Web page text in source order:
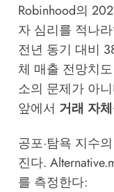
Robinhood의
자 심리를 적나
전년 동기 대비
체 매출 전망치
소의 문제가 아
앞에서 거래 자
공포·탐욕 지수
진다.
를 측정한다: